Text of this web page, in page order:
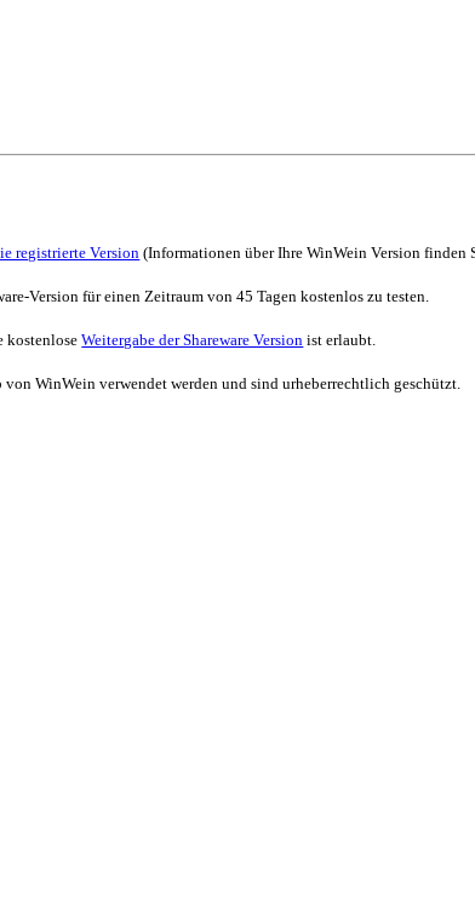
registrierte Version (Informationen über IhreWinWein Version finden
Version für einen Zeitraum von 45 Tagen kostenlos zu testen.
kostenloseWeitergabe der Shareware Version ist erlaubt.
vonWinWein verwendet werden und sind urheberrechtlich geschützt.